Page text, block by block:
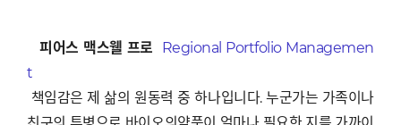
피어스 맥스웰 프로
Regional Portfolio Managemen
t
책임감은 제 삶의 원동력 중 하나입니다. 누군가는 가족이나